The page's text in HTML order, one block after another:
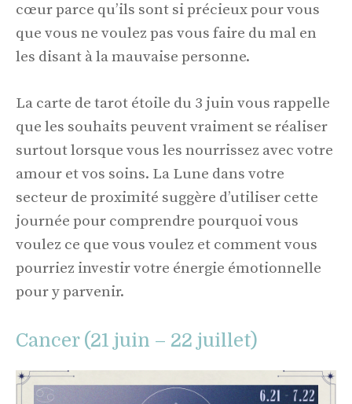
cœur parce qu’ils sont si précieux pour vous
que vous ne voulez pas vous faire du mal en
les disant à la mauvaise personne.
La carte de tarot étoile du 3 juin vous rappelle
que les souhaits peuvent vraiment se réaliser
surtout lorsque vous les nourrissez avec votre
amour et vos soins. La Lune dans votre
secteur de proximité suggère d’utiliser cette
journée pour comprendre pourquoi vous
voulez ce que vous voulez et comment vous
pourriez investir votre énergie émotionnelle
pour y parvenir.
Cancer (21 juin – 22 juillet)